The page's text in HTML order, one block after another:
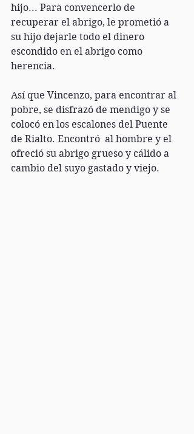
hijo... Para convencerlo de
recuperar el abrigo, le prometió a
su hijo dejarle todo el dinero
escondido en el abrigo como
herencia.
Así que Vincenzo, para encontrar al
pobre, se disfrazó de mendigo y se
colocó en los escalones del Puente
de Rialto. Encontró  al hombre y el
ofreció su abrigo grueso y cálido a
cambio del suyo gastado y viejo.